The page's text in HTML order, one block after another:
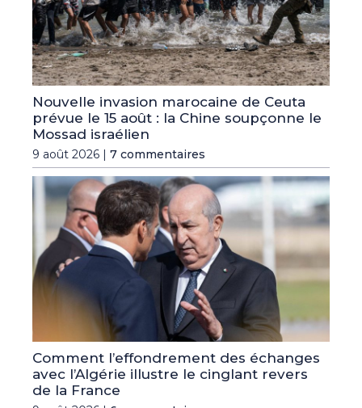
Nouvelle invasion marocaine de Ceuta
prévue le 15 août : la Chine soupçonne le
Mossad israélien
9 août 2026 | 7 commentaires
Comment l’effondrement des échanges
avec l’Algérie illustre le cinglant revers
de la France